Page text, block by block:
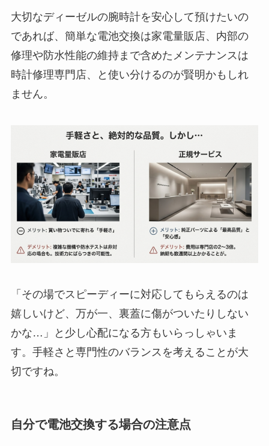
大切なディーゼルの腕時計を安心して預けたいの
であれば、簡単な電池交換は家電量販店、内部の
修理や防水性能の維持まで含めたメンテナンスは
時計修理専門店、と使い分けるのが賢明かもしれ
ません。
「その場でスピーディーに対応してもらえるのは
嬉しいけど、万が一、裏蓋に傷がついたりしない
かな…」と少し心配になる方もいらっしゃいま
す。手軽さと専門性のバランスを考えることが大
切ですね。
自分で電池交換する場合の注意点